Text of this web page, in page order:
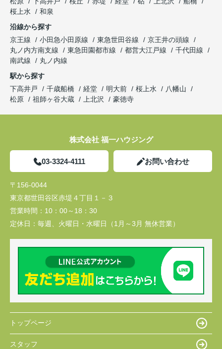
桜上水
和泉
沿線から探す
京王線
小田急小田原線 東急世田谷線
京王井の頭線
丸ノ内方南支線
東急田園都市線 都営大江戸線
千代田線
南武線
丸ノ内線
駅から探す
下高井戸
千歳船橋 経堂 明大前 桜上水
八幡山
松原
祖師ヶ谷大蔵 上北沢 豪徳寺
株式会社 福一ハウジング
03-3324-4111 お問い合わせ
〒156-0044
東京都世田谷区赤堤４丁目１－３
営業時間： 10：00～18：30
定休日： 毎週、火曜日・水曜日（1月～3月 無休営業）
トップページ
スタッフ